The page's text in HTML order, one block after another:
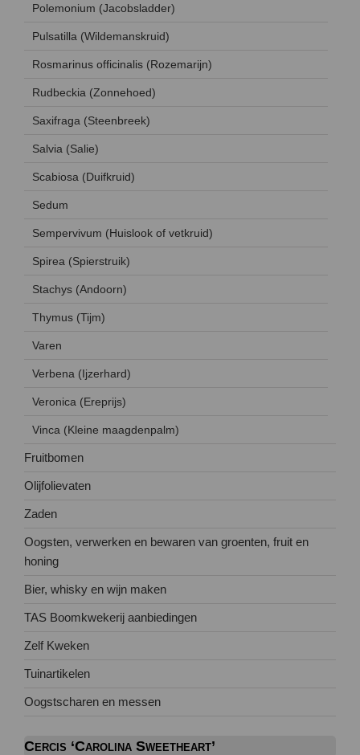
Polemonium (Jacobsladder)
Pulsatilla (Wildemanskruid)
Rosmarinus officinalis (Rozemarijn)
Rudbeckia (Zonnehoed)
Saxifraga (Steenbreek)
Salvia (Salie)
Scabiosa (Duifkruid)
Sedum
Sempervivum (Huislook of vetkruid)
Spirea (Spierstruik)
Stachys (Andoorn)
Thymus (Tijm)
Varen
Verbena (Ijzerhard)
Veronica (Ereprijs)
Vinca (Kleine maagdenpalm)
Fruitbomen
Olijfolievaten
Zaden
Oogsten, verwerken en bewaren van groenten, fruit en
honing
Bier, whisky en wijn maken
TAS Boomkwekerij aanbiedingen
Zelf Kweken
Tuinartikelen
Oogstscharen en messen
Cercis ‘Carolina Sweetheart’